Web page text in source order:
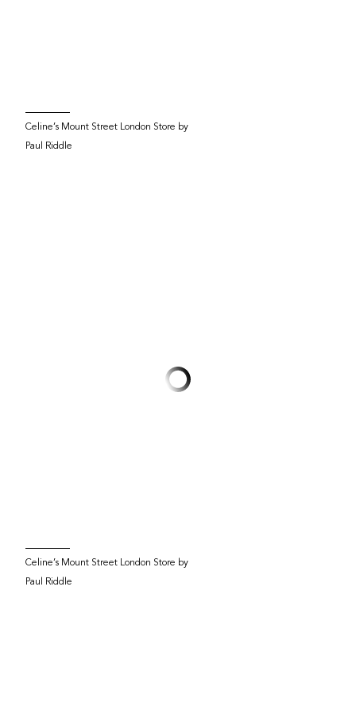
Celine’s Mount Street London Store by
Paul Riddle
Celine’s Mount Street London Store by
Paul Riddle